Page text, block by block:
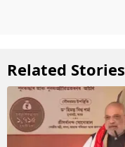
Related Stories